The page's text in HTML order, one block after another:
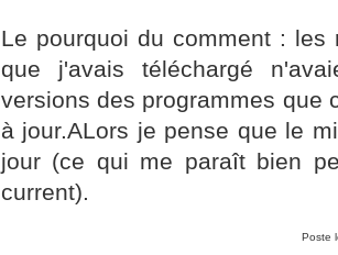
Le pourquoi du comment : les
que j'avais téléchargé
versions des programmes que
à jour.ALors je pense que le
jour (ce qui me paraît bien
current).
Poste